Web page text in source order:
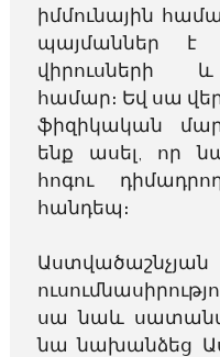
իմմունային
պայմաններ է
վիրուսների և
համար։ Եվ սա
ֆիզիկական
ենք ասել, որ
հոգու
հանդեպ։
Աստվածաշնչյան
սա նաև
նա նախանձեց